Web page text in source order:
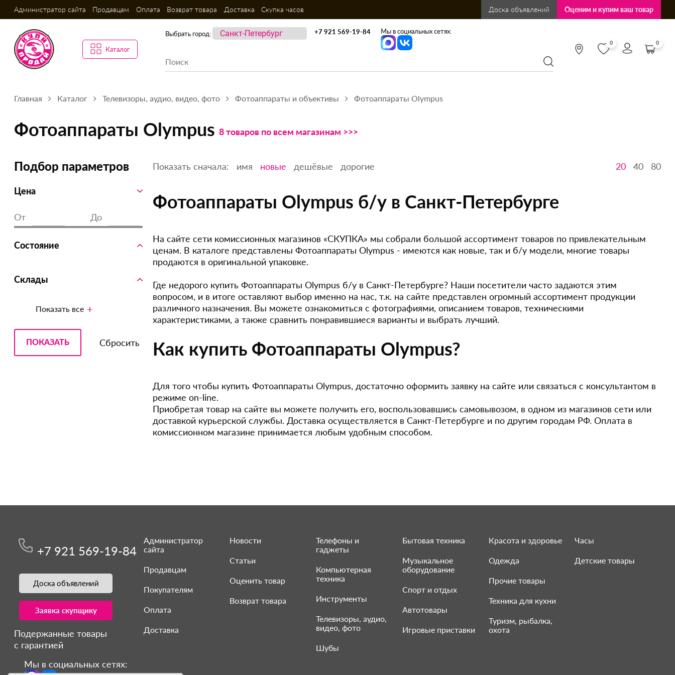
Администратор сайта Продавцам Оплата Возврат товара Доставка Скупка часов Доска объявлений Оценим и купим ваш товар
Каталог
Выбрать город: +7 921 569-19-84 Мы в социальных сетях:
0 0
Главная Каталог Телевизоры, аудио, видео, фото Фотоаппараты и объективы Фотоаппараты Olympus
Фотоаппараты Olympus 8 товаров по всем магазинам >>>
Подбор параметров
Цена
От До
Состояние
Склады
Показать все
Показать сначала: имя новые дешёвые дорогие 20 40 80
Фотоаппараты Olympus б/у в Санкт-Петербурге
На сайте сети комиссионных магазинов «СКУПКА» мы собрали большой ассортимент товаров по привлекательным
ценам. В каталоге представлены Фотоаппараты Olympus - имеются как новые, так и б/у модели, многие товары
продаются в оригинальной упаковке.
Где недорого купить Фотоаппараты Olympus б/у в Санкт-Петербурге? Наши посетители часто задаются этим
вопросом, и в итоге оставляют выбор именно на нас, т.к. на сайте представлен огромный ассортимент продукции
различного назначения. Вы можете ознакомиться с фотографиями, описанием товаров, техническими
характеристиками, а также сравнить понравившиеся варианты и выбрать лучший.
Как купить Фотоаппараты Olympus?
Для того чтобы купить Фотоаппараты Olympus, достаточно оформить заявку на сайте или связаться с консультантом в
режиме on-line.
Приобретая товар на сайте вы можете получить его, воспользовавшись самовывозом, в одном из магазинов сети или
доставкой курьерской службы. Доставка осуществляется в Санкт-Петербурге и по другим городам РФ. Оплата в
комиссионном магазине принимается любым удобным способом.
+7 921 569-19-84
Доска объявлений
Заявка скупщику
Подержанные товары
с гарантией
Мы в социальных сетях:
Администратор
сайта
Продавцам
Покупателям
Оплата
Доставка
Новости
Статьи
Оценить товар
Возврат товара
Телефоны и
гаджеты
Компьютерная
техника
Инструменты
Телевизоры, аудио,
видео, фото
Шубы
Бытовая техника
Музыкальное
оборудование
Спорт и отдых
Автотовары
Игровые приставки
Красота и здоровье
Одежда
Прочие товары
Техника для кухни
Туризм, рыбалка,
охота
Часы
Детские товары